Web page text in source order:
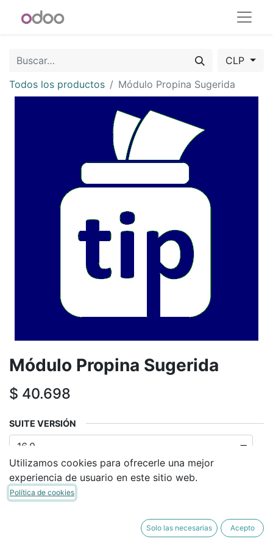
CLP
Todos los productos
Módulo Propina Sugerida
Módulo Propina Sugerida
$ 40.698
SUITE VERSIÓN
AÑADIR A LA CESTA
Utilizamos cookies para ofrecerle una mejor
experiencia de usuario en este sitio web.
Política de cookies
Solo las necesarias Acepto